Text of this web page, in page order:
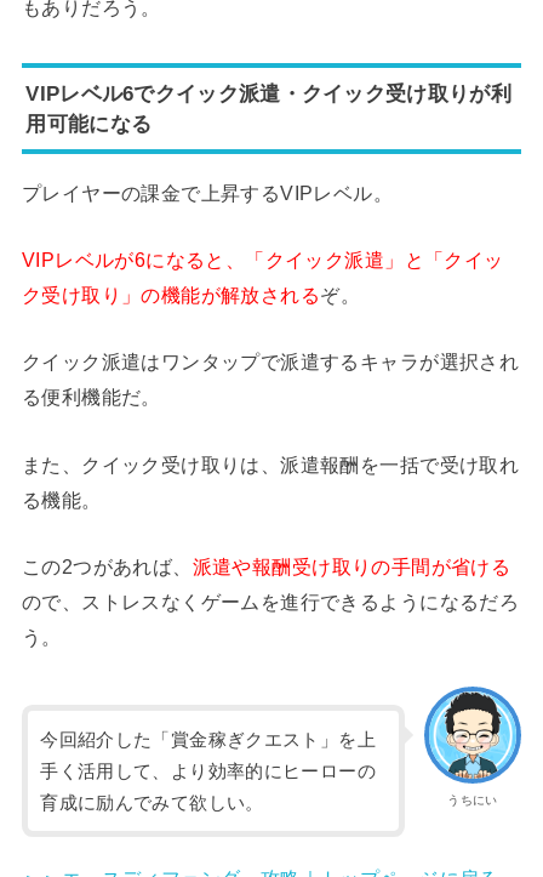
もありだろう。
VIPレベル6でクイック派遣・クイック受け取りが利
用可能になる
プレイヤーの課金で上昇するVIPレベル。
VIPレベルが6になると、「クイック派遣」と「クイッ
ク受け取り」の機能が解放されるぞ。
クイック派遣はワンタップで派遣するキャラが選択され
る便利機能だ。
また、クイック受け取りは、派遣報酬を一括で受け取れ
る機能。
この2つがあれば、 派遣や報酬受け取りの手間が省ける
ので、ストレスなくゲームを進行できるようになるだろ
う。
うちにい
今回紹介した「賞金稼ぎクエスト」を上
手く活用して、より効率的にヒーローの
育成に励んでみて欲しい。